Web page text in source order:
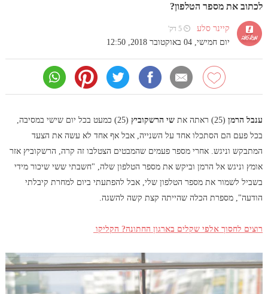
לכתוב את מספר הטלפון?
קיינר סלע ⏲ 5 דק'
יום חמישי, 04 באוקטובר 2018, 12:50
ענבל הרמן(25) ראתה את שי הרשקוביץ
(25) כמעט בכל יום שישי במסיבה,
בכל פעם הם הסתכלו אחד על השנייה, אבל אף אחד לא עשה את הצעד
המתבקש וניגש. אחרי מספר פעמים שהמבטים הצטלבו זה קרה, הרשקוביץ אזר
אומץ וניגש אל הרמן וביקש את מספר הטלפון שלה, "חשבתי ששי שיכור מידי
בשביל לשמור את מספר הטלפון שלי, אבל להפתעתי ביום למחרת קיבלתי
הודעה", מספרת הכלה שהייתה קצת קשה להשגה.
רוצים לחסוך אלפי שקלים בארגון החתונה? הקליקו